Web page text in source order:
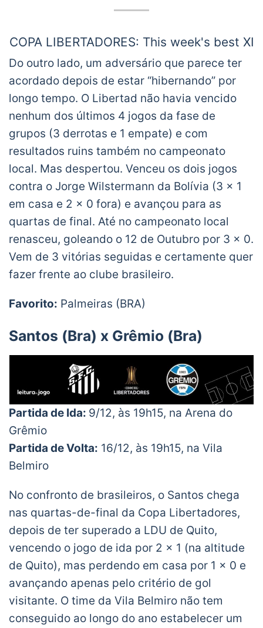
COPA LIBERTADORES: This week's best XI
Three players from Brazilian clubs:
– Matías Viña (LB /@Palmeiras& Uruguay
NT / age 23)
– Danilo (CMF / @Palmeiras/ age 19)
– Gabriel Verón (RW /@Palmeiras
18)@Gremio should have at least one
player in this line-up in my opinion
https://t.co/z8xqBlYxF3
— The Campeão (@TheCampeao)December
4, 2020
Do outro lado, um adversário que parece ter
acordado depois de estar “hibernando” por
longo tempo. O Libertad não havia vencido
nenhum dos últimos 4 jogos da fase de
grupos (3 derrotas e 1 empate) e com
resultados ruins também no campeonato
local. Mas despertou. Venceu os dois jogos
contra o Jorge Wilstermann da Bolívia (3 x 1
em casa e 2 x 0 fora) e avançou para as
quartas de final. Até no campeonato local
renasceu, goleando o 12 de Outubro por 3 x 0.
Vem de 3 vitórias seguidas e certamente quer
fazer frente ao clube brasileiro.
Favorito: Palmeiras (BRA)
Santos (Bra) x Grêmio (Bra)
Partida de Ida: 9/12, às 19h15, na Arena do
Grêmio
Partida de Volta: 16/12, às 19h15, na Vila
Belmiro
No confronto de brasileiros, o Santos chega
nas quartas-de-final da Copa Libertadores,
depois de ter superado a LDU de Quito,
vencendo o jogo de ida por 2 x 1 (na altitude
de Quito), mas perdendo em casa por 1 x 0 e
avançando apenas pelo critério de gol
visitante. O time da Vila Belmiro não tem
conseguido ao longo do ano estabelecer um